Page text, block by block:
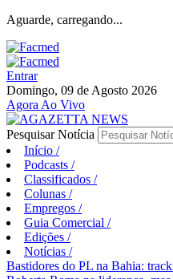
Aguarde, carregando...
Entrar
Domingo, 09 de Agosto 2026
Agora Ao Vivo
Pesquisar Notícia
Início /
Podcasts /
Classificados /
Colunas /
Empregos /
Guia Comercial /
Edições /
Notícias /
Bastidores do PL na Bahia: